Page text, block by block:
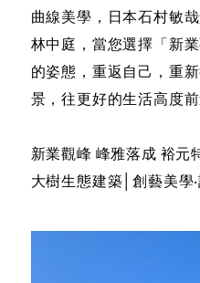
曲線美學，日本石村敏
林中庭，當您選擇「新
的姿態，重返自己，重
景，往更好的生活高度前
新業觀峰 峰雅落成 裕元
大樹生態建築│創藝美學